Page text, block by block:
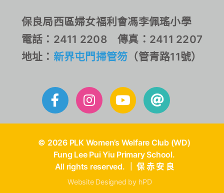
外，一班低年級的同學穿
着富有聖誕特色的服飾為
比賽表演，充分展示同學
們的喜悅。
保良局西區婦女福利會馮李佩瑤小學
電話：2411 2208 傳真：2411 2207
地址： 新界屯門掃管笏 （管青路11號）
© 2026 PLK Women’s Welfare Club (WD)
Fung Lee Pui Yiu Primary School.
All rights reserved. ｜ 保 赤 安 良
Website Designed by hPD